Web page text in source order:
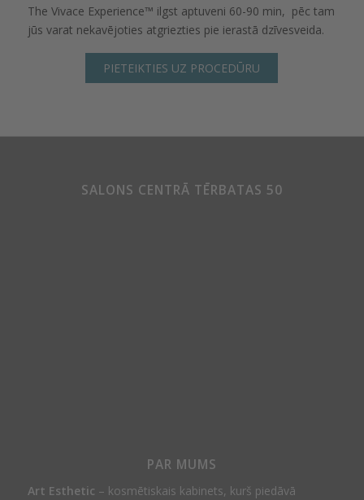
The Vivace Experience™️ ilgst aptuveni 60-90 min, pēc tam
jūs varat nekavējoties atgriezties pie ierastā dzīvesveida.
PIETEIKTIES UZ PROCEDŪRU
SALONS CENTRĀ TĒRBATAS 50
PAR MUMS
Art Esthetic – kosmētiskais kabinets, kurš piedāvā